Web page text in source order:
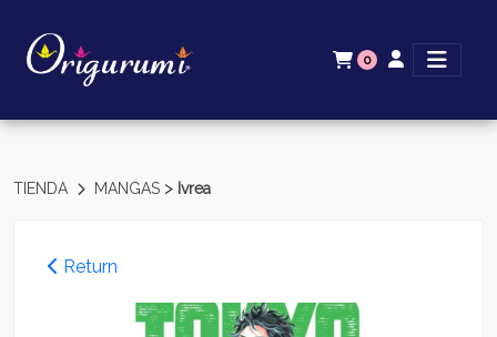
0
TIENDA MANGAS > Ivrea
Return